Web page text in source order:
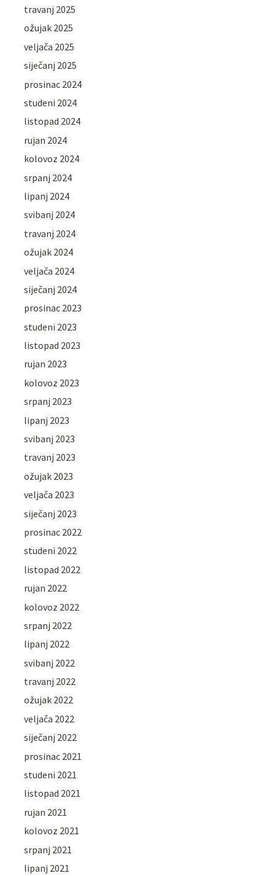
travanj 2025
ožujak 2025
veljača 2025
siječanj 2025
prosinac 2024
studeni 2024
listopad 2024
rujan 2024
kolovoz 2024
srpanj 2024
lipanj 2024
svibanj 2024
travanj 2024
ožujak 2024
veljača 2024
siječanj 2024
prosinac 2023
studeni 2023
listopad 2023
rujan 2023
kolovoz 2023
srpanj 2023
lipanj 2023
svibanj 2023
travanj 2023
ožujak 2023
veljača 2023
siječanj 2023
prosinac 2022
studeni 2022
listopad 2022
rujan 2022
kolovoz 2022
srpanj 2022
lipanj 2022
svibanj 2022
travanj 2022
ožujak 2022
veljača 2022
siječanj 2022
prosinac 2021
studeni 2021
listopad 2021
rujan 2021
kolovoz 2021
srpanj 2021
lipanj 2021